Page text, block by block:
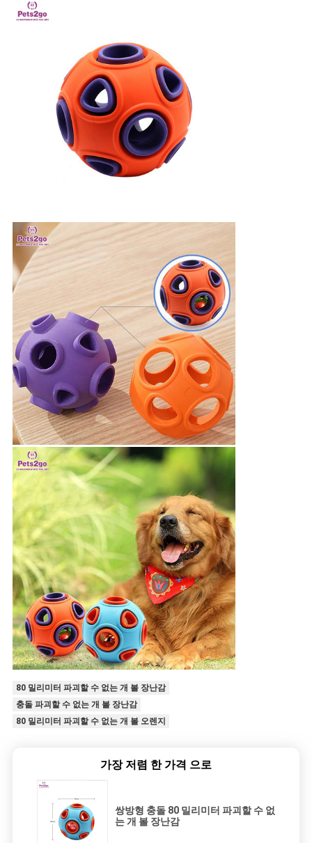
80 밀리미터 파괴할 수 없는 개 볼 장난감
충돌 파괴할 수 없는 개 볼 장난감
80 밀리미터 파괴할 수 없는 개 볼 오렌지
가장 저렴 한 가격 으로
쌍방형 충돌 80 밀리미터 파괴할 수 없
는 개 볼 장난감